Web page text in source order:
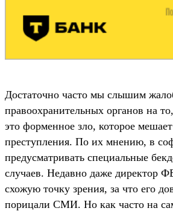
Достаточно часто мы слышим
правоохранительных органов на
это форменное зло, которое
преступления. По их мнению, в
предусматривать специальные
случаев. Недавно даже директор
схожую точку зрения, за что его
порицали СМИ. Но как часто на